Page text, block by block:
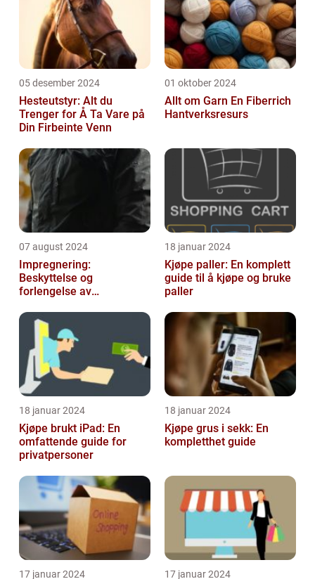
05 desember 2024
Hesteutstyr: Alt du
Trenger for Å Ta Vare på
Din Firbeinte Venn
01 oktober 2024
Allt om Garn En Fiberrich
Hantverksresurs
07 august 2024
Impregnering:
Beskyttelse og
forlengelse av
18 januar 2024
Kjøpe paller: En komplett
guide til å kjøpe og bruke
paller
18 januar 2024
Kjøpe brukt iPad: En
omfattende guide for
privatpersoner
18 januar 2024
Kjøpe grus i sekk: En
kompletthet guide
17 januar 2024 17 januar 2024